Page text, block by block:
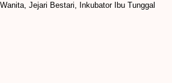
Jejari Bestari, Inkubator Ibu Tunggal